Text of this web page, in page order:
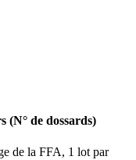
(N° de dossards)
de la FFA, 1 lot par